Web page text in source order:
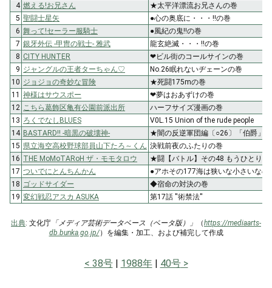
4 燃える!お兄さん
★太平洋漂流お兄さんの巻
5 聖闘士星矢
●心の奥底に・・・!!の巻
6 舞って!セーラー服騎士
●風紀の鬼!!の巻
7 銀牙外伝 -甲冑の戦士- 雅武
龍玄絶滅・・・!!の巻
8 CITY HUNTER
❤ビル街のコールサインの巻
9 ジャングルの王者ターちゃん♡
No.26眠れないヂェーンの巻
10 ジョジョの奇妙な冒険
★死闘175mの巻
11 神様はサウスポー
❤夢はおあずけの巻
12
こちら葛飾区亀有公園前派出所
ハーフサイズ漫画の巻
13 ろくでなしBLUES
V0L.15 Union of the rude people
14 BASTARD!! -暗黒の破壊神-
★闇の反逆軍団編〔○26〕「伯爵」
15 県立海空高校野球部員山下たろ～くん 決戦前夜のふたりの巻
16 THE MoMoTARoH ザ・モモタロウ
★闘【バトル】その48 もうひとり
17 ついでにとんちんかん
●アホその177海は狭いな小さいなの
18 ゴッドサイダー
◆宿命の対決の巻
19 変幻戦忍アスカ ASUKA 第17話 ''術禁法''
出典: 文化庁 「メディア芸術データベース（ベータ版）」 （https://mediaarts-
db.bunka.go.jp/）を編集・加工、および補完して作成
38号 1988年 40号